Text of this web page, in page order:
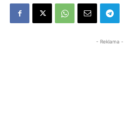
- Reklama -